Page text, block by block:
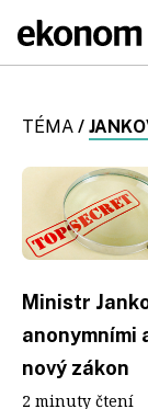
TÉMA /
Ministr
anonymními
nový zákon
2 minuty čtení